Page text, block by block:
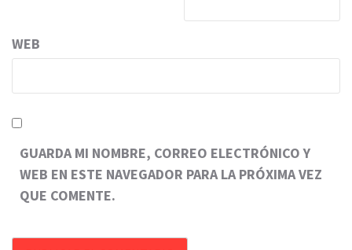
WEB
GUARDA MI NOMBRE, CORREO ELECTRÓNICO Y
WEB EN ESTE NAVEGADOR PARA LA PRÓXIMA VEZ
QUE COMENTE.